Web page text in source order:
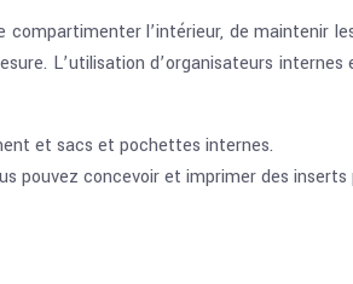
l’intérieur, de maintenir
L’utilisation d’organisateurs
et sacs et pochettes internes.
pouvez concevoir et imprimer des inserts